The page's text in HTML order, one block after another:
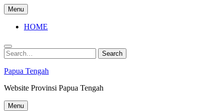
Skip
to
content
Menu
HOME
Search
for:
Search
Papua Tengah
Website Provinsi Papua Tengah
Menu